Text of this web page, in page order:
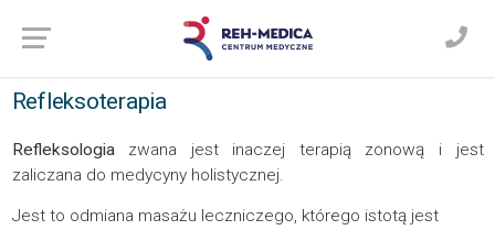
Refleksoterapia
Refleksologiazwana jest inaczej terapią zonową i jest
zaliczana do medycyny holistycznej.
Jest to odmiana masażu leczniczego, którego istotą jest